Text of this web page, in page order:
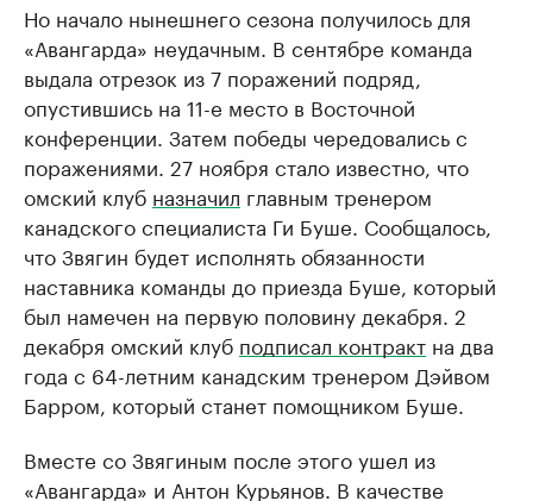
Но начало нынешнего сезона получилось для
«Авангарда» неудачным. В сентябре команда
выдала отрезок из 7 поражений подряд,
опустившись на 11-е место в Восточной
конференции. Затем победы чередовались с
поражениями. 27 ноября стало известно, что
омский клуб назначил главным тренером
канадского специалиста Ги Буше. Сообщалось,
что Звягин будет исполнять обязанности
наставника команды до приезда Буше, который
был намечен на первую половину декабря. 2
декабря омский клуб подписал контракт на два
года с 64-летним канадским тренером Дэйвом
Барром, который станет помощником Буше.
Вместе со Звягиным после этого ушел из
«Авангарда» и Антон Курьянов. В качестве